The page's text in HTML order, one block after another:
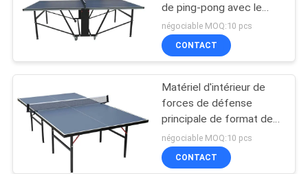
de ping-pong avec le
dessus de bleu de roues
négociable MOQ:10 pcs
CONTACT
Matériel d'intérieur de
forces de défense
principale de format de
l'image du Tableau 20*30
millimètre de ping-pong
de taille standard avec la
négociable MOQ:10 pcs
CONTACT